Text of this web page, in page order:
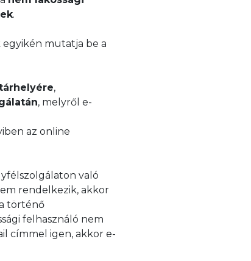
.
mutatja be a
,
, melyről e-
az online
való
rendelkezik, akkor
történő
felhasználó nem
címmel igen, akkor e-